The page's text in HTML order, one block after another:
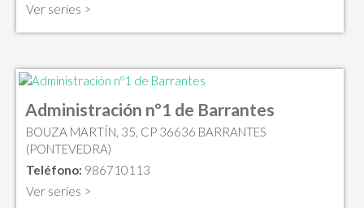
Ver series >
Administración nº1 de Barrantes
BOUZA MARTÍN, 35, CP 36636 BARRANTES
(PONTEVEDRA)
Teléfono: 986710113
Ver series >